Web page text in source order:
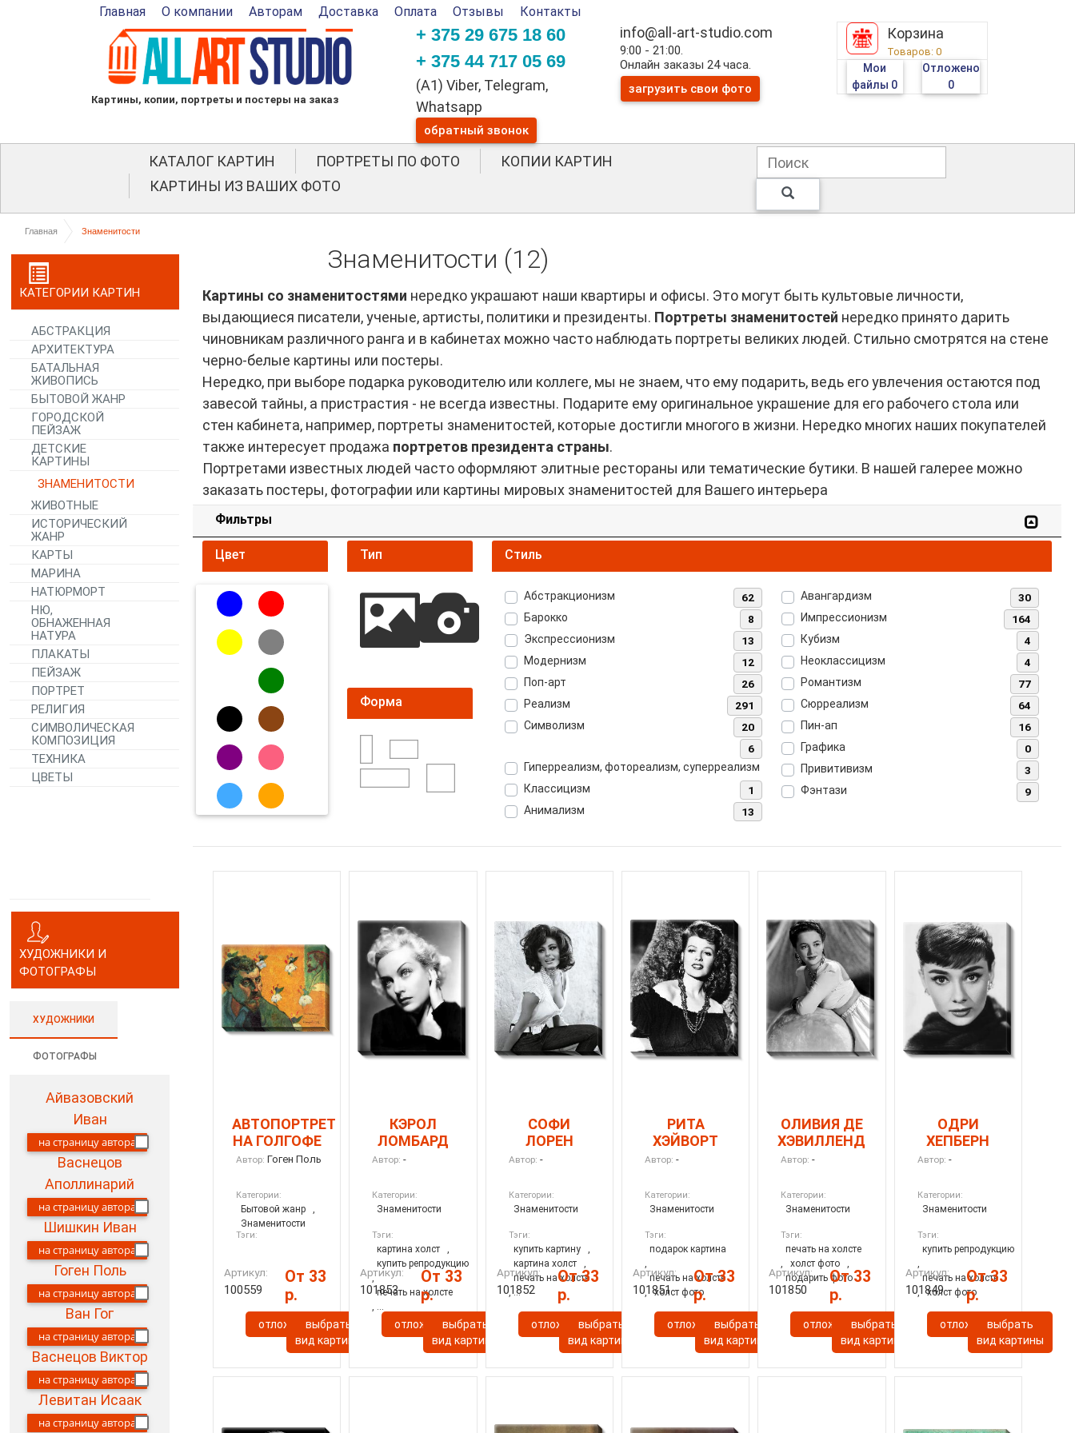
Главная О компании Авторам Доставка Оплата Отзывы Контакты
Картины, копии, портреты и постеры на заказ
+ 375 29 675 18 60
+ 375 44 717 05 69
(A1) Viber, Telegram,
Whatsapp
обратный звонок
info@all-art-studio.com
9:00 - 21:00.
Онлайн заказы 24 часа.
загрузить свои фото
Корзина
Товаров:0
Мои
файлы 0
Отложено
0
КАТАЛОГ КАРТИН ПОРТРЕТЫ ПО ФОТО
КОПИИ КАРТИН
КАРТИНЫ ИЗ ВАШИХ ФОТО
Главная Знаменитости
КАТЕГОРИИ КАРТИН
АБСТРАКЦИЯ
АРХИТЕКТУРА
БАТАЛЬНАЯ
ЖИВОПИСЬ
БЫТОВОЙ ЖАНР
ГОРОДСКОЙ
ПЕЙЗАЖ
ДЕТСКИЕ
КАРТИНЫ
ЗНАМЕНИТОСТИ
ЖИВОТНЫЕ
ИСТОРИЧЕСКИЙ
ЖАНР
КАРТЫ
МАРИНА
НАТЮРМОРТ
НЮ,
ОБНАЖЕННАЯ
НАТУРА
ПЛАКАТЫ
ПЕЙЗАЖ
ПОРТРЕТ
РЕЛИГИЯ
СИМВОЛИЧЕСКАЯ
КОМПОЗИЦИЯ
ТЕХНИКА
ЦВЕТЫ
ХУДОЖНИКИ И
ФОТОГРАФЫ
ХУДОЖНИКИ
ФОТОГРАФЫ
Айвазовский
Иван
на страницу автора
Васнецов
Аполлинарий
на страницу автора
Шишкин Иван
на страницу автора
Гоген Поль
на страницу автора
Ван Гог
на страницу автора
Васнецов Виктор
на страницу автора
Левитан Исаак
на страницу автора
Знаменитости (12)
Картины со знаменитостями нередко украшают наши квартиры и офисы. Это могут быть культовые личности,
выдающиеся писатели, ученые, артисты, политики и президенты. Портреты знаменитостей нередко принято дарить
чиновникам различного ранга и в кабинетах можно часто наблюдать портреты великих людей. Стильно смотрятся на стене
черно-белые картины или постеры.
Нередко, при выборе подарка руководителю или коллеге, мы не знаем, что ему подарить, ведь его увлечения остаются под
завесой тайны, а пристрастия - не всегда известны. Подарите ему оригинальное украшение для его рабочего стола или
стен кабинета, например, портреты знаменитостей, которые достигли многого в жизни. Нередко многих наших покупателей
также интересует продажа портретов президента страны.
Портретами известных людей часто оформляют элитные рестораны или тематические бутики. В нашей галерее можно
заказать постеры, фотографии или картины мировых знаменитостей для Вашего интерьера
Фильтры
Цвет Тип
Форма
Стиль
62
Абстракционизм
8
Барокко
13
Экспрессионизм
12
Модернизм
26
Поп-арт
291
Реализм
20
Символизм
6
Гиперреализм, фотореализм, суперреализм
1
Классицизм
13
Анимализм
30
Авангардизм
164
Импрессионизм
4
Кубизм
4
Неоклассицизм
77
Романтизм
64
Сюрреализм
16
Пин-ап
0
Графика
3
Привитивизм
9
Фэнтази
АВТОПОРТРЕТ
НА ГОЛГОФЕ
Автор: Гоген Поль
Категории:
Бытовой жанр
,
Знаменитости
Тэги:
Артикул:
100559
От 33
р.
отложитьвыбрать
вид картины
КЭРОЛ
ЛОМБАРД
Автор: -
Категории:
Знаменитости
Тэги:
картина холст
,
купить репродукцию
,
печать на холсте
, ...
Артикул:
101853
От 33
р.
отложитьвыбрать
вид картины
СОФИ
ЛОРЕН
Автор: -
Категории:
Знаменитости
Тэги:
купить картину
,
картина холст
,
печать на холсте
, ...
Артикул:
101852
От 33
р.
отложитьвыбрать
вид картины
РИТА
ХЭЙВОРТ
Автор: -
Категории:
Знаменитости
Тэги:
подарок картина
,
печать на холсте
, холст фото
Артикул:
101851
От 33
р.
отложитьвыбрать
вид картины
ОЛИВИЯ ДЕ
ХЭВИЛЛЕНД
Автор: -
Категории:
Знаменитости
Тэги:
печать на холсте
,
холст фото
,
подарить фото
Артикул:
101850
От 33
р.
отложитьвыбрать
вид картины
ОДРИ
ХЕПБЕРН
Автор: -
Категории:
Знаменитости
Тэги:
купить репродукцию
,
печать на холсте
, холст фото
Артикул:
101849
От 33
р.
отложитьвыбрать
вид картины